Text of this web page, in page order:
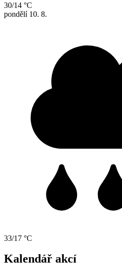
30/14 °C
pondělí 10. 8.
33/17 °C
Kalendář akcí